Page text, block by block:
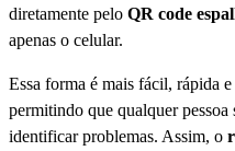
diretamente pelo QR code
apenas o celular.
Essa forma é mais fácil, rápida
permitindo que qualquer pessoa
identificar problemas. Assim, o